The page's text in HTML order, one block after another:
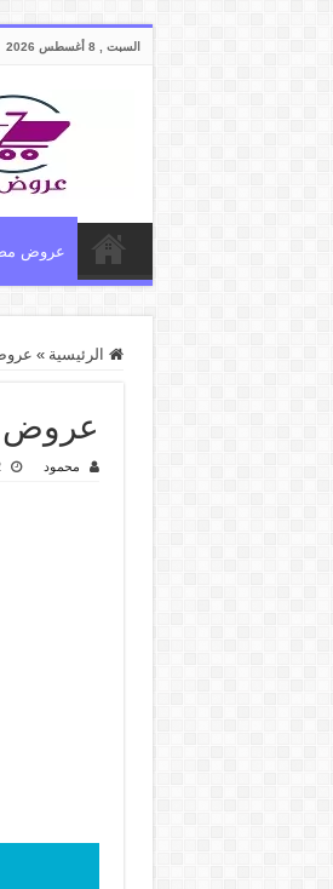
السبت , 8 أغسطس 2026
عروض
الرئيسية »
عروض المحلاوى
محمود 2